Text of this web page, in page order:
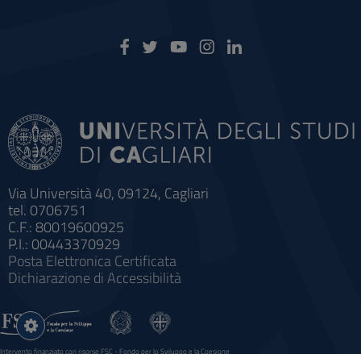
Via Università 40, 09124, Cagliari
tel. 0706751
C.F.: 80019600925
P.I.: 00443370929
Posta Elettronica Certificata
Dichiarazione di Accessibilità
Intervento finanziato con risorse FSC - Fondo per lo Sviluppo e la Coesione
Impostazioni
cookie